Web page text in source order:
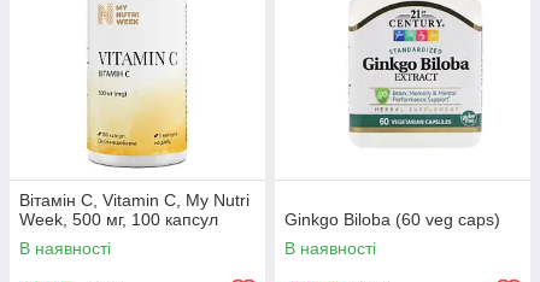
Вітамін С, Vitamin C, My Nutri
Week, 500 мг, 100 капсул
В наявності
Ginkgo Biloba (60 veg caps)
В наявності